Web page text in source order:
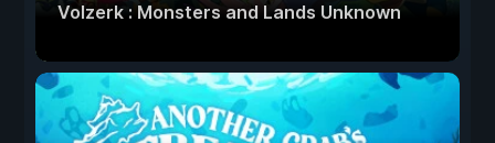
Volzerk : Monsters and Lands Unknown